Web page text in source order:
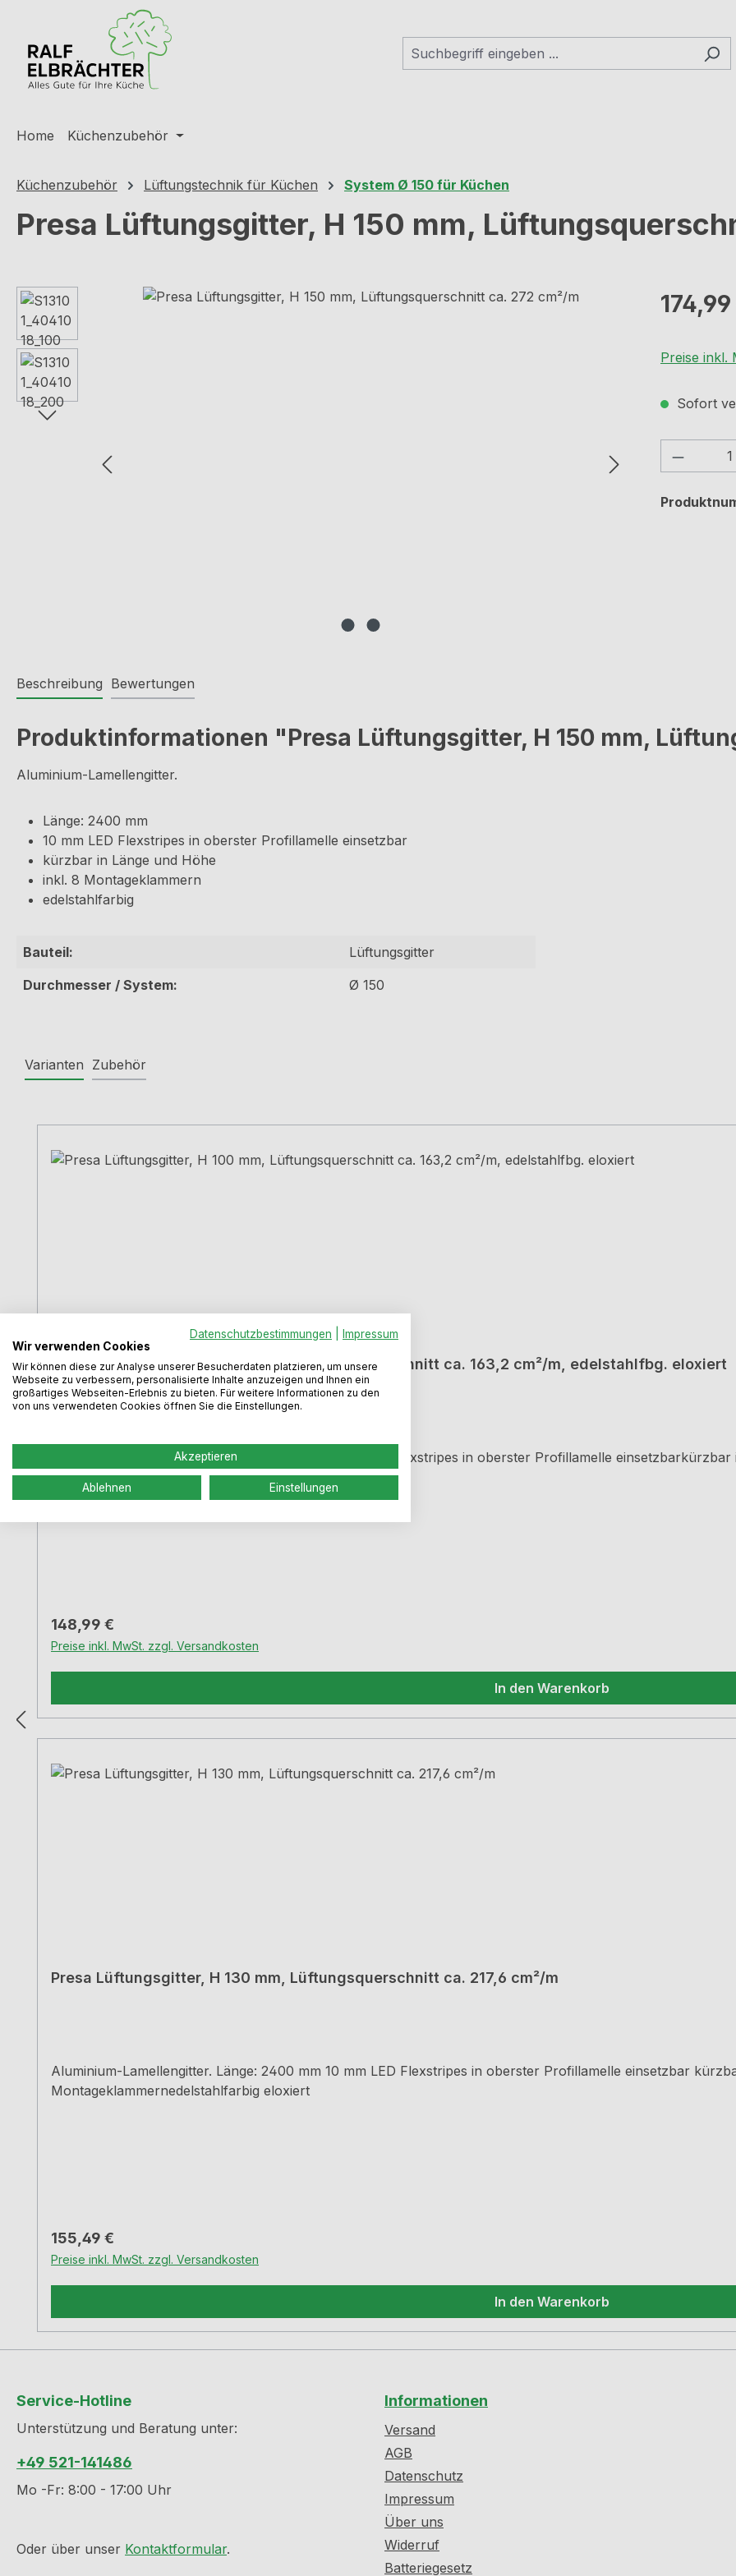
Hauptinhalt springen
Zur Suche springen
Zur Hauptnavigation springen
Home Küchenzubehör
Küchenzubehör Lüftungstechnik für Küchen System Ø 150 für Küchen
Presa Lüftungsgitter, H 150 mm,
Bildergalerie überspringen Regulärer
Preise inkl.
Sofort
Beschreibung Bewertungen
Produktinformationen "Presa Lüftungsgitter, H 150 mm,
Aluminium-Lamellengitter.
Länge: 2400 mm
10 mm LED Flexstripes in oberster Profillamelle einsetzbar
kürzbar in Länge und Höhe
inkl. 8 Montageklammern
edelstahlfarbig
Bauteil:
Lüftungsgitter
Durchmesser / System:
Ø 150
Varianten Zubehör
Presa Lüftungsgitter, H 100 mm, Lüftungsquerschnitt ca. 163,2 cm²/m, edelstahlfbg. eloxiert
Aluminium-Lamellengitter.Länge: 2400 mm10 mm LED Flexstripes in oberster Profillamelle
Regulärer Preis:
148,99 €
Preise inkl. MwSt. zzgl. Versandkosten
In den Warenkorb
Presa Lüftungsgitter, H 130 mm, Lüftungsquerschnitt ca. 217,6 cm²/m
Aluminium-Lamellengitter. Länge: 2400 mm 10 mm LED Flexstripes in oberster Profillamelle einsetzbar
Montageklammernedelstahlfarbig eloxiert
Regulärer Preis:
155,49 €
Preise inkl. MwSt. zzgl. Versandkosten
In den Warenkorb
Service-Hotline
Unterstützung und Beratung unter:
+49 521-141486
Mo -Fr: 8:00 - 17:00 Uhr
Oder über unser Kontaktformular.
Informationen
Versand
AGB
Datenschutz
Impressum
Über uns
Widerruf
Batteriegesetz
Datenschutzbestimmungen
Impressum
Wir verwenden Cookies
Wir können diese zur Analyse unserer Besucherdaten platzieren, um unsere
Webseite zu verbessern, personalisierte Inhalte anzuzeigen und Ihnen ein
großartiges Webseiten-Erlebnis zu bieten. Für weitere Informationen zu den
von uns verwendeten Cookies öffnen Sie die Einstellungen.
Akzeptieren
Ablehnen Einstellungen